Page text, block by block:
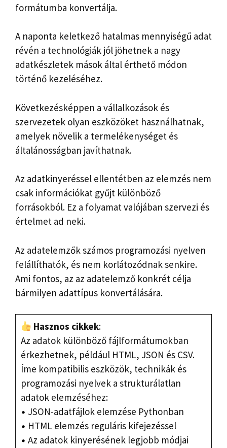
formátumba konvertálja.
A naponta keletkező hatalmas mennyiségű adat
révén a technológiák jól jöhetnek a nagy
adatkészletek mások által érthető módon
történő kezeléséhez.
Következésképpen a vállalkozások és
szervezetek olyan eszközöket használhatnak,
amelyek növelik a termelékenységet és
általánosságban javíthatnak.
Az adatkinyeréssel ellentétben az elemzés nem
csak információkat gyűjt különböző
forrásokból. Ez a folyamat valójában szervezi és
értelmet ad neki.
Az adatelemzők számos programozási nyelven
felállíthatók, és nem korlátozódnak senkire.
Ami fontos, az az adatelemző konkrét célja
bármilyen adattípus konvertálására.
Hasznos cikkek:
Az adatok különböző fájlformátumokban
érkezhetnek, például HTML, JSON és CSV.
Íme kompatibilis eszközök, technikák és
programozási nyelvek a strukturálatlan
adatok elemzéséhez:
JSON-adatfájlok elemzése Pythonban
HTML elemzés reguláris kifejezéssel
Az adatok kinyerésének legjobb módjai